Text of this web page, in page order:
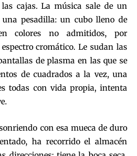
cajas. La música sale de un
una pesadilla: un cubo lleno de
colores no admitidos, por
cromático. Le sudan las
de plasma en las que se
de cuadrados a la vez, una
todas con vida propia, intenta
con esa mueca de duro
ha recorrido el almacén